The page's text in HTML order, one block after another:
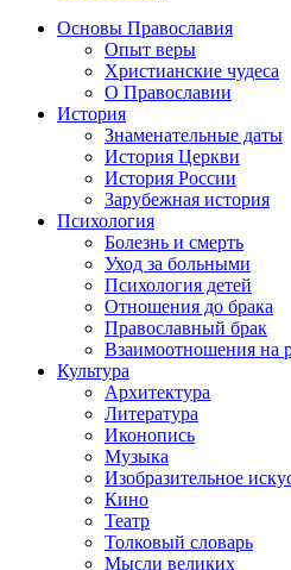
Основы Православия
Опыт веры
Христианские чудеса
О Православии
История
Знаменательные даты
История Церкви
История России
Зарубежная история
Психология
Болезнь и смерть
Уход за больными
Психология детей
Отношения до брака
Православный брак
Взаимоотношения на
Культура
Архитектура
Литература
Иконопись
Музыка
Изобразительное
Кино
Театр
Толковый словарь
Мысли великих